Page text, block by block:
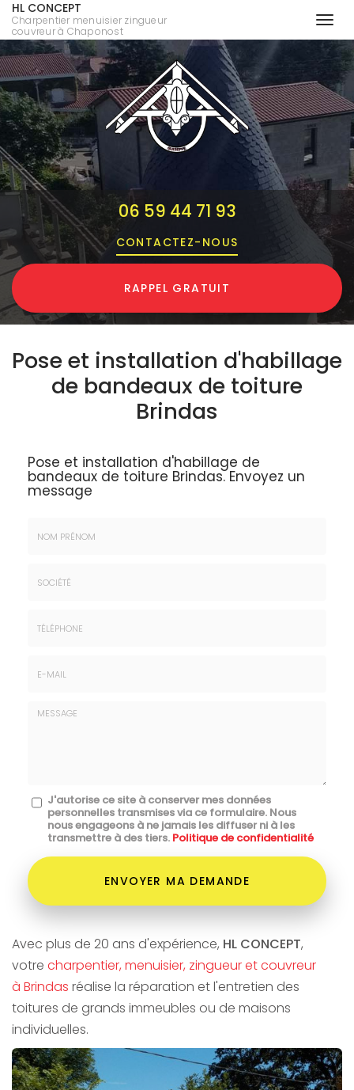
Aller
au
contenu
principal
HL CONCEPT
Charpentier menuisier zingueur
couvreur à Chaponost
06 59 44 71 93
CONTACTEZ- NOUS
RAPPEL GRATUIT
Pose et installation d'habillage
de bandeaux de toiture
Brindas
Pose et installation d'habillage de
bandeaux de toiture Brindas.Envoyez un
message
Message
J'autorise ce site à conserver mes données
personnelles transmises via ce formulaire. Nous
nous engageons à ne jamais les diffuser ni à les
transmettre à des tiers. Politique de confidentialité
Acceptation
RGPD
*
ENVOYER MA DEMANDE
Avec plus de 20 ans d'expérience, HL CONCEPT,
votre charpentier, menuisier, zingueur et couvreur
à Brindas réalise la réparation et l'entretien des
toitures de grands immeubles ou de maisons
individuelles.